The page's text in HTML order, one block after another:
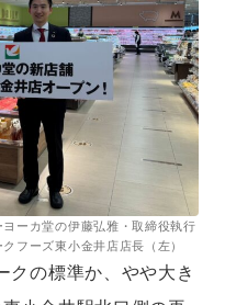
ーカ堂の伊藤弘雅・取締役執行
フーズ東小金井店店長（左）
クの標準か、やや大き